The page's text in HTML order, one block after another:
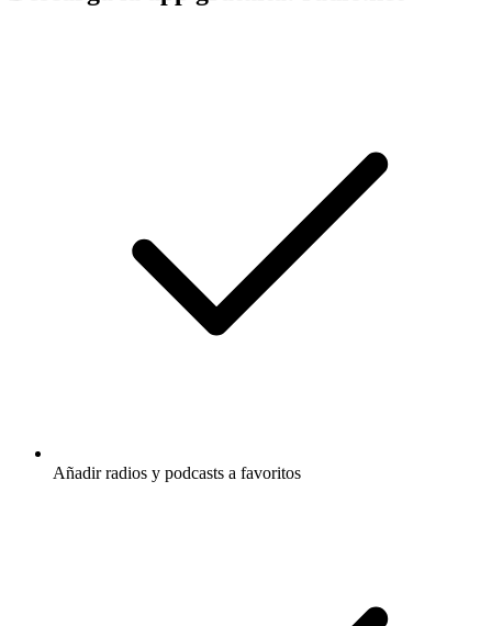
Añadir radios y podcasts a favoritos